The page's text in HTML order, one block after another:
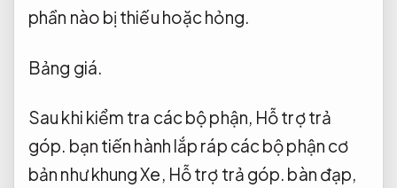
phần nào bị thiếu hoặc hỏng.
Bảng giá.
Sau khi kiểm tra các bộ phận, Hỗ trợ trả
góp. bạn tiến hành lắp ráp các bộ phận cơ
bản như khung Xe, Hỗ trợ trả góp. bàn đạp,